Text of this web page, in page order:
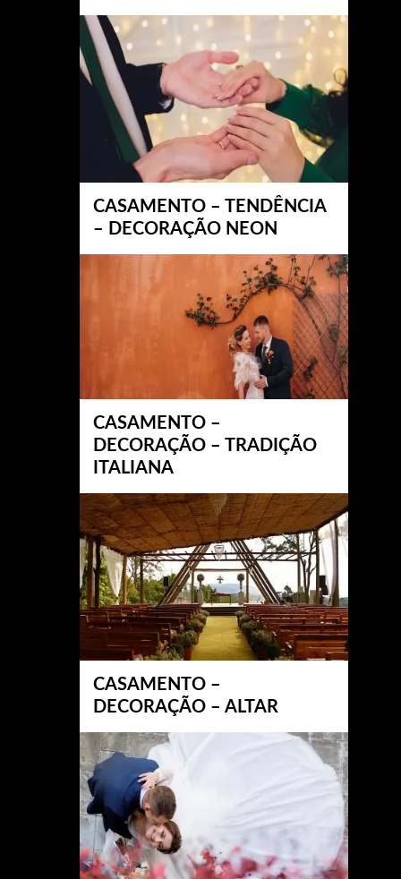
CASAMENTO – TENDÊNCIA
– DECORAÇÃO NEON
CASAMENTO –
DECORAÇÃO – TRADIÇÃO
ITALIANA
CASAMENTO –
DECORAÇÃO – ALTAR